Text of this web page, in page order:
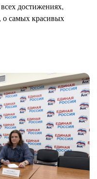
достижениях,
о самых красивых